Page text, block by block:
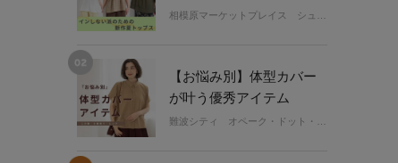
作夏トップス
【お悩み別】体型カバー
が叶う優秀アイテム